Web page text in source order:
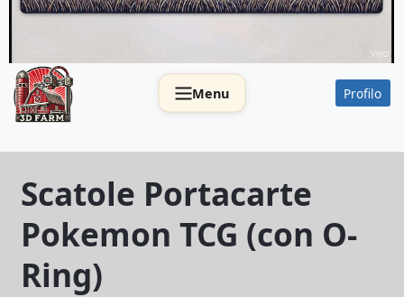
Profilo
Menu
Scatole Portacarte
Pokemon TCG (con O-
Ring)